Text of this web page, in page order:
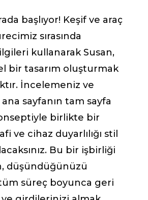
başlıyor! Keşif ve araç
sırasında
kullanarak Susan,
bir tasarım oluşturmak
İncelemeniz ve
sayfanın tam sayfa
birlikte bir
ve cihaz duyarlılığı stil
Bu bir işbirliği
düşündüğünüzü
süreç boyunca geri